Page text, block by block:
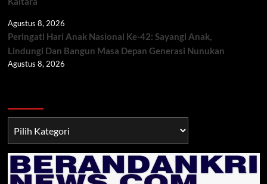
Agustus 8, 2026
Peringati Hari Anak Nasional Ke-42: Sayangi Anak,
Lindungi Dan Bangun Masa Depan Generasi Nunukan
Agustus 8, 2026
TNI/POLRI